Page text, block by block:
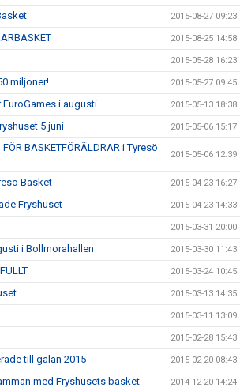
2015-08-27 09:23
2015-08-25 14:58
2015-05-28 16:23
miljoner! 2015-05-27 09:45
i augusti 2015-05-13 18:38
5 juni 2015-05-06 15:17
BASKETFÖRÄLDRAR i Tyresö
2015-05-06 12:39
Basket 2015-04-23 16:27
Fryshuset 2015-04-23 14:33
2015-03-31 20:00
i Bollmorahallen 2015-03-30 11:43
2015-03-24 10:45
2015-03-13 14:35
2015-03-11 13:09
2015-02-28 15:43
till galan 2015 2015-02-20 08:43
med Fryshusets basket 2014-12-20 14:24